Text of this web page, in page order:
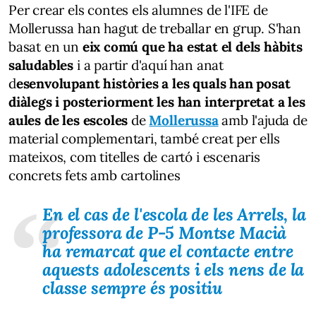
Per crear els contes els alumnes de l'IFE de
Mollerussa han hagut de treballar en grup. S'han
basat en un eix comú que ha estat el dels hàbits
saludables i a partir d'aquí han anat
desenvolupant històries a les quals han posat
diàlegs i posteriorment les han interpretat a les
aules de les escoles deMollerussaamb l'ajuda de
material complementari, també creat per ells
mateixos, com titelles de cartó i escenaris
concrets fets amb cartolines
En el cas de l'escola de les Arrels, la
professora de P-5 Montse Macià
ha remarcat que el contacte entre
aquests adolescents i els nens de la
classe sempre és positiu